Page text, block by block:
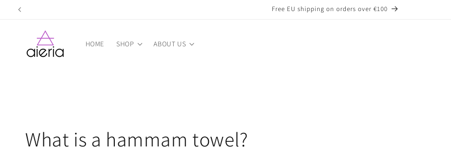
Skip to
content
Free EU shipping on orders over €100
HOME SHOP ABOUT US
What is a hammam towel?